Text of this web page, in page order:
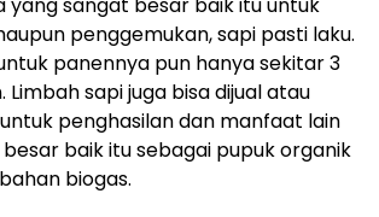
sangat besar baik itu untuk
penggemukan, sapi pasti laku.
panennya pun hanya sekitar 3
Limbah sapi juga bisa dijual atau
penghasilan dan manfaat lain
baik itu sebagai pupuk organik
biogas.